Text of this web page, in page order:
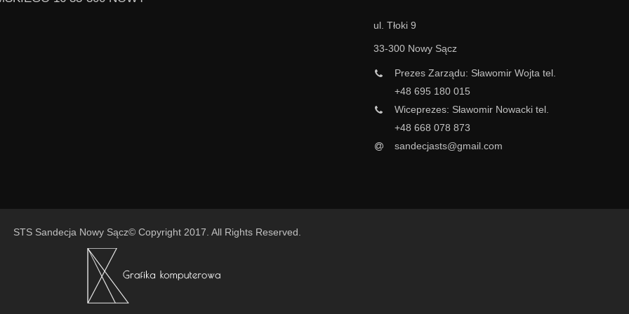
ul. Tłoki 9
33-300 Nowy Sącz
Prezes Zarządu: Sławomir Wojta tel.
+48 695 180 015
Wiceprezes: Sławomir Nowacki tel.
+48 668 078 873
sandecjasts@gmail.com
STS Sandecja Nowy Sącz© Copyright 2017. All Rights Reserved.